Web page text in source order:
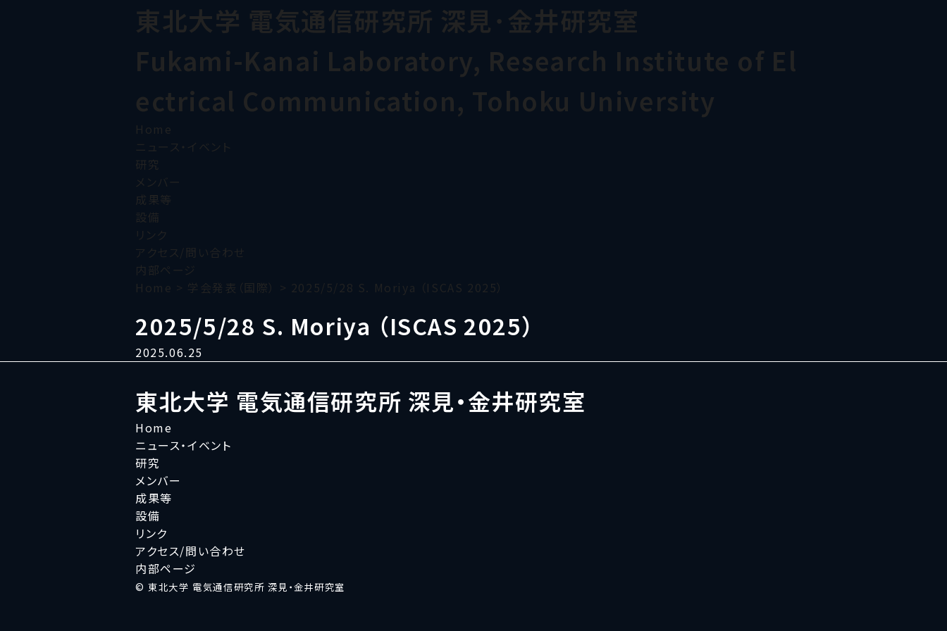
東北大学 電気通信研究所 深見･金井研究室
Fukami-Kanai Laboratory, Research Institute of El
ectrical Communication, Tohoku University
Home
ニュース・イベント
研究
メンバー
成果等
設備
リンク
アクセス/問い合わせ
内部ページ
Home > 学会発表（国際） > 2025/5/28 S. Moriya （ISCAS 2025）
2025/5/28 S. Moriya （ISCAS 2025）
2025.06.25
東北大学 電気通信研究所 深見・金井研究室
Home
ニュース・イベント
研究
メンバー
成果等
設備
リンク
アクセス/問い合わせ
内部ページ
© 東北大学 電気通信研究所 深見・金井研究室